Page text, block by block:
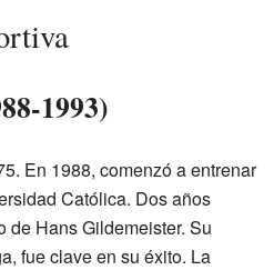
1993)
En 1988, comenzó a entrenar
Católica. Dos años
de Hans Gildemeister. Su
fue clave en su éxito. La